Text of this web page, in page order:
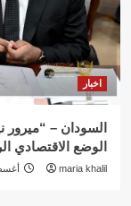
اخبار
السودان –
الوضع الاقتصادي
maria khalil أغسطس